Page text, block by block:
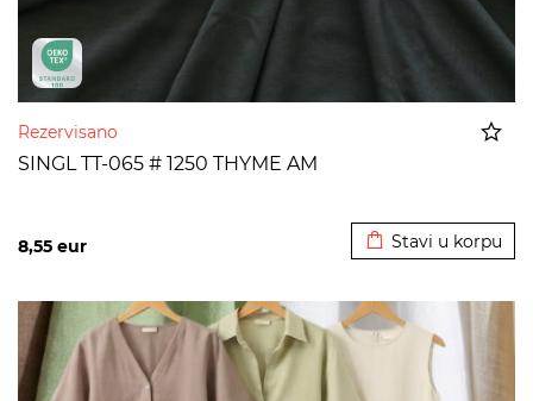
Rezervisano
SINGL TT-065 # 1250 THYME AM
8,55 eur Stavi u korpu